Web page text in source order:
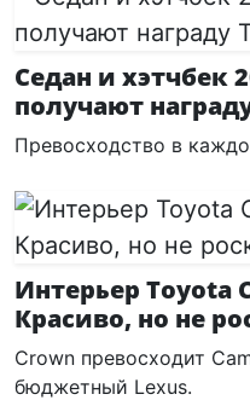
Седан и хэтчбек
получают
Превосходство в
Интерьер Toyota
Красиво, но не
Crown превосходит
бюджетный Lexus.